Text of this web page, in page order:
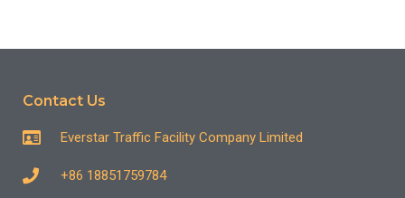
Contact Us
Everstar Traffic Facility Company Limited
+86 18851759784